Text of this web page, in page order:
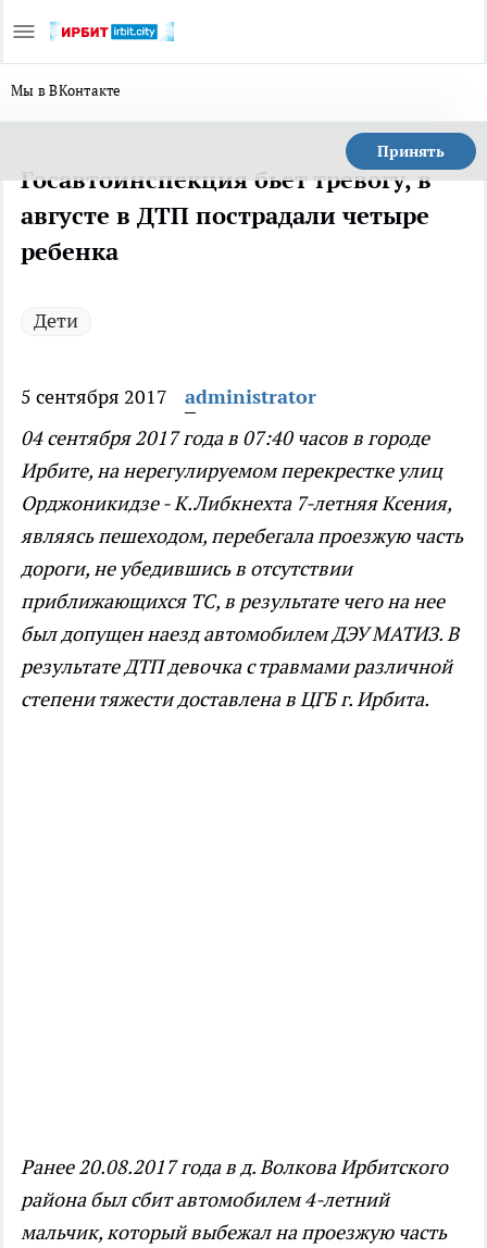
Мы в ВКонтакте
Принять
Госавтоинспекция бьет тревогу, в
августе в ДТП пострадали четыре
ребенка
Дети
5 сентября 2017
administrator
04 сентября 2017 года в 07:40 часов в городе
Ирбите, на нерегулируемом перекрестке улиц
Орджоникидзе - К.Либкнехта 7-летняя Ксения,
являясь пешеходом, перебегала проезжую часть
дороги, не убедившись в отсутствии
приближающихся ТС, в результате чего на нее
был допущен наезд автомобилем ДЭУ МАТИЗ. В
результате ДТП девочка с травмами различной
степени тяжести доставлена в ЦГБ г. Ирбита.
Ранее 20.08.2017 года в д. Волкова Ирбитского
района был сбит автомобилем 4-летний
мальчик, который выбежал на проезжую часть